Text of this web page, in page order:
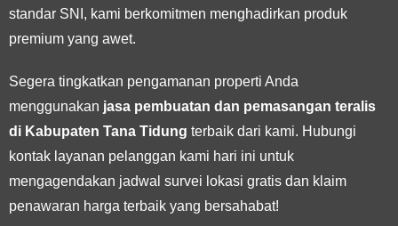
standar SNI, kami berkomitmen menghadirkan produk
premium yang awet.
Segera tingkatkan pengamanan properti Anda
menggunakan jasa pembuatan dan pemasangan teralis
di Kabupaten Tana Tidung terbaik dari kami. Hubungi
kontak layanan pelanggan kami hari ini untuk
mengagendakan jadwal survei lokasi gratis dan klaim
penawaran harga terbaik yang bersahabat!